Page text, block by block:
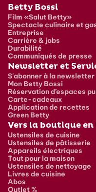
Pied de page
Betty Bossi
Film «Salut Betty»
Spectacle culinaire et
Entreprise
Carrière & jobs
Durabilité
Communiqués de presse
Newsletter et
S'abonner à la newsletter
Mon Betty Bossi
Réservation d’espaces
Carte-cadeaux
Application de recettes
Green Betty
Vers la boutique
Ustensiles de cuisine
Ustensiles de pâtisserie
Appareils électriques
Tout pour la maison
Ustensiles de nettoyage
Livres de cuisine
Abos
Outlet %